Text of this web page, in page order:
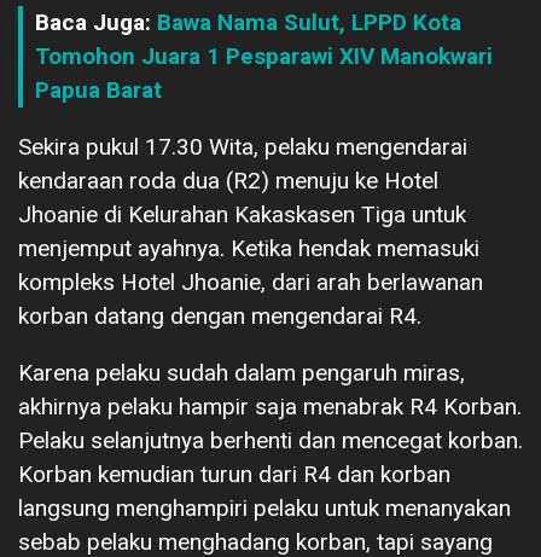
Baca Juga: Bawa Nama Sulut, LPPD Kota
Tomohon Juara 1 Pesparawi XIV Manokwari
Papua Barat
Sekira pukul 17.30 Wita, pelaku mengendarai
kendaraan roda dua (R2) menuju ke Hotel
Jhoanie di Kelurahan Kakaskasen Tiga untuk
menjemput ayahnya. Ketika hendak memasuki
kompleks Hotel Jhoanie, dari arah berlawanan
korban datang dengan mengendarai R4.
Karena pelaku sudah dalam pengaruh miras,
akhirnya pelaku hampir saja menabrak R4 Korban.
Pelaku selanjutnya berhenti dan mencegat korban.
Korban kemudian turun dari R4 dan korban
langsung menghampiri pelaku untuk menanyakan
sebab pelaku menghadang korban, tapi sayang